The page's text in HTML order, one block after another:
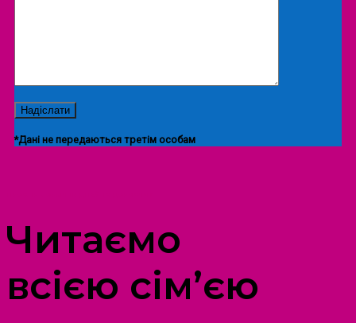
*Дані не передаються третім особам
Читаємо
всією сім’єю